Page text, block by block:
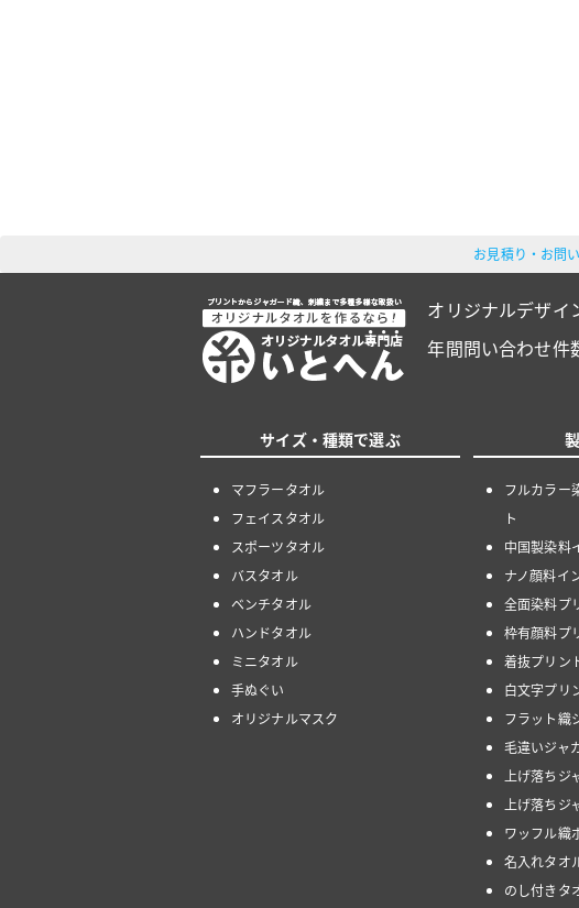
お見積り・お問
オリジナルデザイ
年間問い合わせ件
サイズ・種類で選ぶ
マフラータオル
フェイスタオル
スポーツタオル
バスタオル
ベンチタオル
ハンドタオル
ミニタオル
手ぬぐい
オリジナルマスク
フルカラー
ト
中国製染料
ナノ顔料イ
全面染料プ
枠有顔料プ
着抜プリン
白文字プリ
フラット織
毛違いジャ
上げ落ちジ
上げ落ちジ
ワッフル織
名入れタオ
のし付きタ